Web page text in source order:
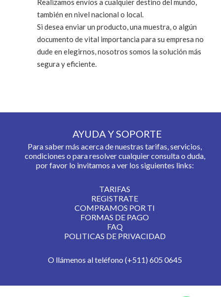
Realizamos envíos a cualquier destino del mundo,
también en nivel nacional o local.
Si desea enviar un producto, una muestra, o algún
documento de vital importancia para su empresa no
dude en elegirnos, nosotros somos la solución más
segura y eficiente.
AYUDA Y SOPORTE
Para saber más acerca de nuestras tarifas, servicios,
condiciones o para resolver cualquier consulta o duda,
por favor lo invitamos a ver los siguientes links:
TARIFAS
REGISTRATE
COMPRAMOS POR TI
FORMAS DE PAGO
FAQ
POLITICAS DE PRIVACIDAD
O llámenos al teléfono (+511) 605 0645